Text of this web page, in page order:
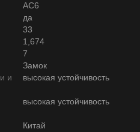
AC6
да
33
1,674
7
Замок
и
высокая устойчивость
высокая устойчивость
Китай